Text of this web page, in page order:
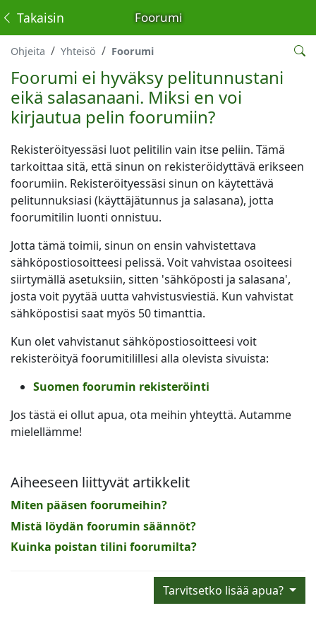
Foorumi
Takaisin
Ohjeita Yhteisö Foorumi
Foorumi ei hyväksy pelitunnustani
eikä salasanaani. Miksi en voi
kirjautua pelin foorumiin?
Rekisteröityessäsi luot pelitilin vain itse peliin. Tämä
tarkoittaa sitä, että sinun on rekisteröidyttävä erikseen
foorumiin. Rekisteröityessäsi sinun on käytettävä
pelitunnuksiasi (käyttäjätunnus ja salasana), jotta
foorumitilin luonti onnistuu.
Jotta tämä toimii, sinun on ensin vahvistettava
sähköpostiosoitteesi pelissä. Voit vahvistaa osoiteesi
siirtymällä asetuksiin, sitten 'sähköposti ja salasana',
josta voit pyytää uutta vahvistusviestiä. Kun vahvistat
sähköpostisi saat myös 50 timanttia.
Kun olet vahvistanut sähköpostiosoitteesi voit
rekisteröityä foorumitilillesi alla olevista sivuista:
Suomen foorumin rekisteröinti
Jos tästä ei ollut apua, ota meihin yhteyttä. Autamme
mielellämme!
Aiheeseen liittyvät artikkelit
Miten pääsen foorumeihin?
Mistä löydän foorumin säännöt?
Kuinka poistan tilini foorumilta?
Tarvitsetko lisää apua?